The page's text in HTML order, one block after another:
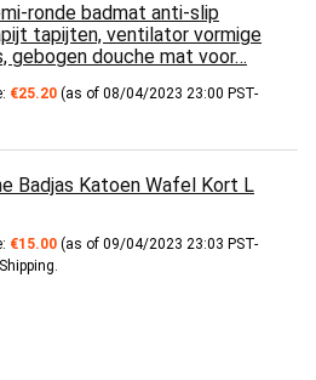
ronde badmat anti-slip
tapijten, ventilator vormige
gebogen douche mat voor…
€25.20 (as of 08/04/2023 23:00 PST-
Badjas Katoen Wafel Kort L
€15.00 (as of 09/04/2023 23:03 PST-
.